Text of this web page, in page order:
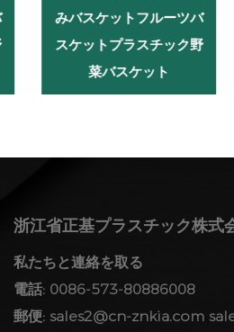
みバスケットフルーツバ
スケットプラスチック野
菜バスケット
浙江省正基プラスチック株式
私たちと連絡を取る
電話: 0086-573-80886008
郵便: sales2@cn-znkia.com